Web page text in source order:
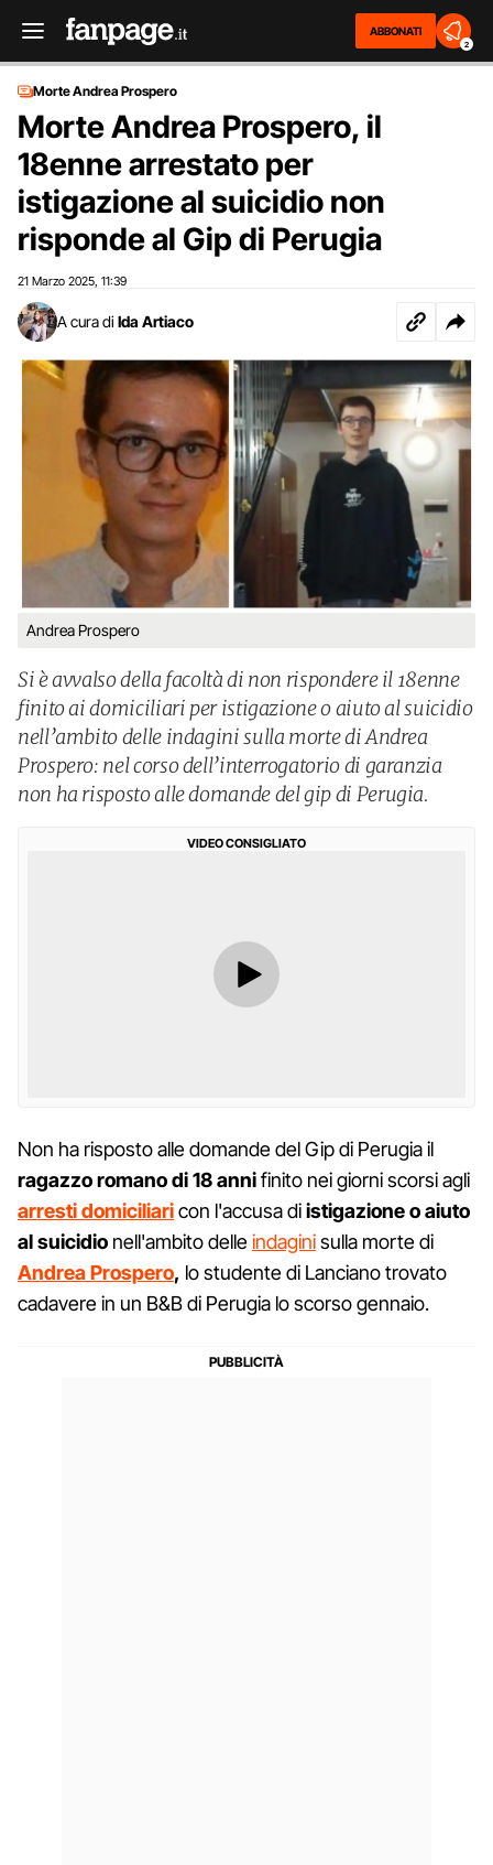
ABBONATI
2
Morte Andrea Prospero
Morte Andrea Prospero, il
18enne arrestato per
istigazione al suicidio non
risponde al Gip di Perugia
21 Marzo 2025 11:39
A cura di Ida Artiaco
Andrea Prospero
Si è avvalso della facoltà di non rispondere il 18enne
finito ai domiciliari per istigazione o aiuto al suicidio
nell’ambito delle indagini sulla morte di Andrea
Prospero: nel corso dell’interrogatorio di garanzia
non ha risposto alle domande del gip di Perugia.
VIDEO CONSIGLIATO
Non ha risposto alle domande del Gip di Perugia il
ragazzo romano di 18 annifinito nei giorni scorsi agli
arrestidomiciliaricon l'accusa diistigazioneo aiuto
al suicidio nell'ambito delleindaginisulla morte di
Andrea Prospero, lo studente di Lanciano trovato
cadavere in un B&B di Perugia lo scorso gennaio.